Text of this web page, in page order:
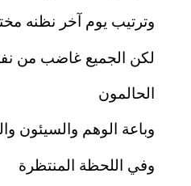
وترتيب يوم آخر نظنه
لكن الجميع غاضب من
الحالمون
وباعة الوهم والسيئون
وفي اللحظة المنتظرة